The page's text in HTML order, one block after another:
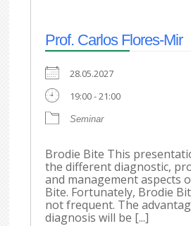
Prof. Carlos Flores-Mir
28.05.2027
19:00 - 21:00
Seminar
Brodie Bite This
the different diagnostic,
and management aspects
Bite. Fortunately, Brodie
not frequent. The
diagnosis will be [...]